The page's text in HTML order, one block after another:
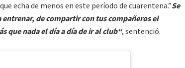
echa de menos en este período de cuarentena.”Se
entrenar, de compartir con tus compañeros el
que nada el día a día de ir al club“, sentenció.